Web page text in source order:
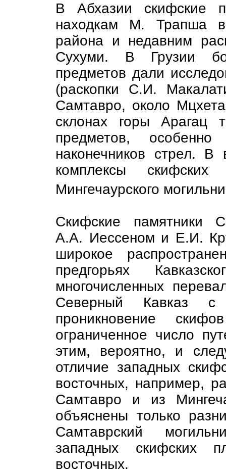
В Абхазии скифские
находкам М. Трапша в
района и недавним
Сухуми. В Грузии
предметов дали
(раскопки С.И.
Самтавро, около
склонах горы Арагац
предметов,
наконечников стрел. В
комплексы
Мингечаурского
Скифские памятники
А.А. Иессеном и Е.И.
широкое
предгорьях
многочисленных
Северный Кавказ с
проникновение
ограниченное число
этим, вероятно, и
отличие западных
восточных, например,
Самтавро и из
объяснены только
Самтаврский
западных скифских
восточных.